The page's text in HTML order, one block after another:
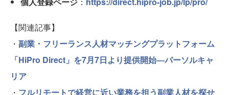
【関連記事】
・ 副業・フリーランス人材マッチングプラットフォーム
「HiPro Direct」を7月7日より提供開始―パーソルキャ
リア
・ フルリモートで経営に近い業務を担う副業人材を探せ